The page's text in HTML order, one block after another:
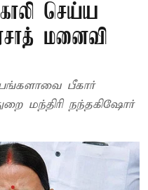
செய்ய
மனைவி
பங்களாவை பீகார்
மந்திரி நந்தகிஷோர்